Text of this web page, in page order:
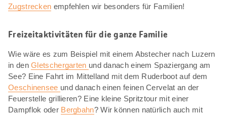
Zugstrecken empfehlen wir besonders für Familien!
Freizeitaktivitäten für die ganze Familie
Wie wäre es zum Beispiel mit einem Abstecher nach Luzern
in denGletschergarten und danach einem Spaziergang am
See? Eine Fahrt im Mittelland mit dem Ruderboot auf dem
Oeschinensee und danach einen feinen Cervelat an der
Feuerstelle grillieren? Eine kleine Spritztour mit einer
Dampflok oder Bergbahn? Wir können natürlich auch mit